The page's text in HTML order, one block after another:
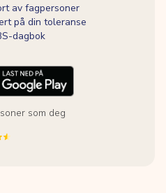
av fagpersoner
på din toleranse
dagbok
som deg